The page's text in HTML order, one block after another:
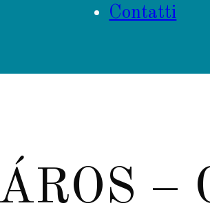
Contatti
–